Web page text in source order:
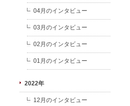
04月のインタビュー
03月のインタビュー
02月のインタビュー
01月のインタビュー
2022年
12月のインタビュー